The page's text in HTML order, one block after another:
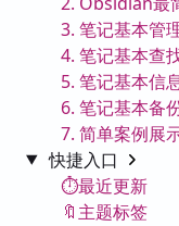
3. 笔记基本管
4. 笔记基本查
5. 笔记基本信
6. 笔记基本备
7. 简单案例展
快捷入口
⏱️最近更新
🔖主题标签